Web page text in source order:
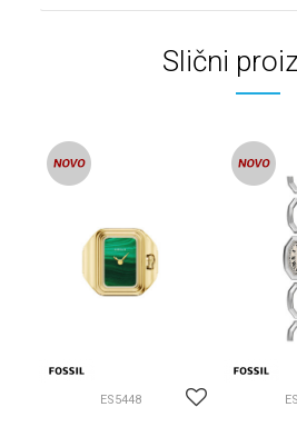
Slični
ES5448